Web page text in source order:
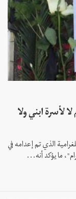
لأسرة ابني ولا
الذي تم إعدامه في
ما يؤكد أنه...